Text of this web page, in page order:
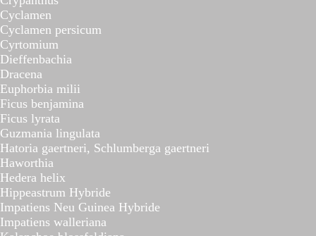
Cyclamen
Cyclamen persicum
Cyrtomium
Dieffenbachia
Dracena
Euphorbia milii
Ficus benjamina
Ficus lyrata
Guzmania lingulata
Hatoria gaertneri, Schlumberga gaertneri
Haworthia
Hedera helix
Hippeastrum Hybride
Impatiens Neu Guinea Hybride
Impatiens walleriana